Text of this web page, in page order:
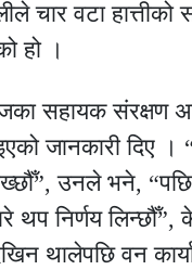
चार वटा
हो ।
सहायक संरक्षण
जानकारी
उनले भने,
थप निर्णय
थालेपछि वन